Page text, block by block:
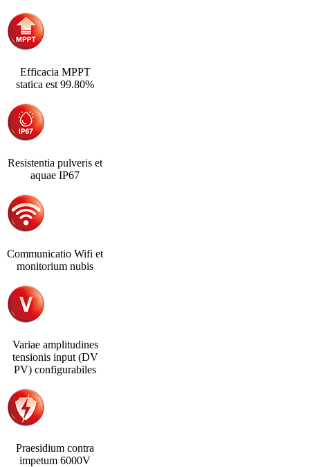
Efficacia MPPT
statica est 99.80%
Resistentia pulveris et
aquae IP67
Communicatio Wifi et
monitorium nubis
Variae amplitudines
tensionis input (DV
PV) configurabiles
Praesidium contra
impetum 6000V